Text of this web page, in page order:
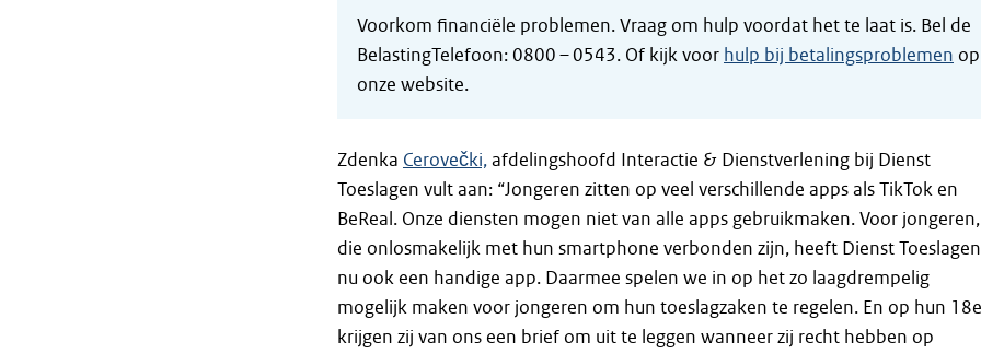
Voorkom financiële problemen. Vraag om hulp voordat het te laat is. Bel de
BelastingTelefoon: 0800 – 0543. Of kijk voor hulp bij betalingsproblemen op
onze website.
Zdenka Cerovečki,afdelingshoofd Interactie & Dienstverlening bij Dienst
Toeslagen vult aan: “Jongeren zitten op veel verschillende apps als TikTok en
BeReal. Onze diensten mogen niet van alle apps gebruikmaken. Voor jongeren,
die onlosmakelijk met hun smartphone verbonden zijn, heeft Dienst Toeslagen
nu ook een handige app. Daarmee spelen we in op het zo laagdrempelig
mogelijk maken voor jongeren om hun toeslagzaken te regelen. En op hun 18e
krijgen zij van ons een brief om uit te leggen wanneer zij recht hebben op